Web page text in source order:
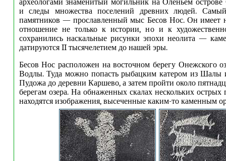
археологами знаменитый могильник на Оленьем острове
и следы множества поселений древних людей.
памятников — прославленный мыс Бесов Нос. Он имеет
отношение не только к истории, но и к
сохранились наскальные рисунки эпохи неолита —
датируются II тысячелетием до нашей эры.
Бесов Нос расположен на восточном берегу Онежского
Водлы. Туда можно попасть рыбацким катером из Шалы
Пудожа до деревни Каршево, а затем пройти около
берегам озера. На обнаженных скалах нескольких
находятся изображения, высеченные каким-то каменным